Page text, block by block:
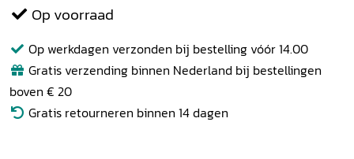
Op voorraad
Op werkdagen verzonden bij bestelling vóór 14.00
Gratis verzending binnen Nederland bij bestellingen
boven € 20
Gratis retourneren binnen 14 dagen